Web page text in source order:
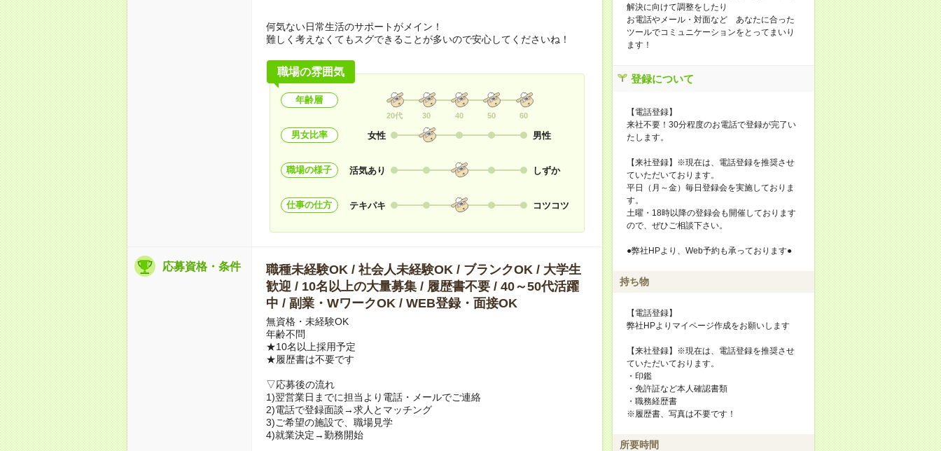
何気ない日常生活のサポートがメイン！
難しく考えなくてもスグできることが多いので安心してくださいね！
職場の雰囲気
年齢層
20代 30 40 50 60
男女比率 女性 男性
職場の様子 活気あり しずか
仕事の仕方 テキパキ コツコツ
応募資格・条件
職種未経験OK / 社会人未経験OK / ブランクOK / 大学生
歓迎 / 10名以上の大量募集 / 履歴書不要 / 40～50代活躍
中 / 副業・WワークOK / WEB登録・面接OK
無資格・未経験OK
年齢不問
★10名以上採用予定
★履歴書は不要です
▽応募後の流れ
1)翌営業日までに担当より電話・メールでご連絡
2)電話で登録面談→求人とマッチング
3)ご希望の施設で、職場見学
4)就業決定→勤務開始
解決に向けて調整をしたり
お電話やメール・対面など あなたに合った
ツールでコミュニケーションをとってまいり
ます！
登録について
【電話登録】
来社不要！30分程度のお電話で登録が完了い
たします。
【来社登録】※現在は、電話登録を推奨させ
ていただいております。
平日（月～金）毎日登録会を実施しておりま
す。
土曜・18時以降の登録会も開催しております
ので、ぜひご相談下さい。
●弊社HPより、Web予約も承っております●
持ち物
【電話登録】
弊社HPよりマイページ作成をお願いします
【来社登録】※現在は、電話登録を推奨させ
ていただいております。
・印鑑
・免許証など本人確認書類
・職務経歴書
※履歴書、写真は不要です！
所要時間